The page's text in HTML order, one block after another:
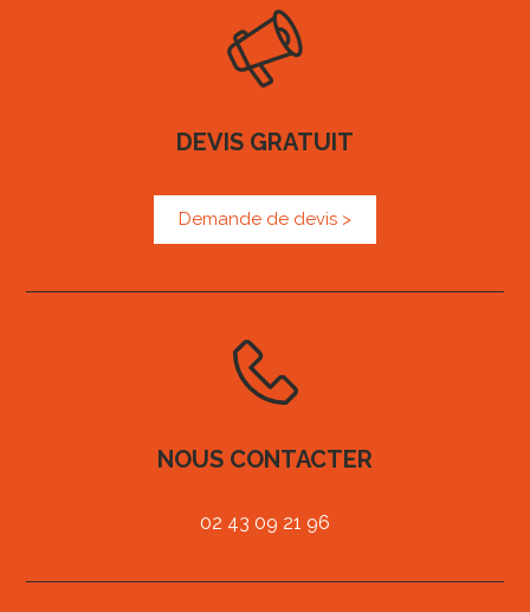
NOUS CONTACTER
02 43 09 21 96
DEVIS GRATUIT
Demande de devis >